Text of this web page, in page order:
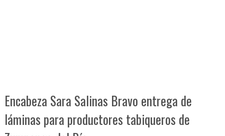
Encabeza Sara Salinas Bravo entrega de
láminas para productores tabiqueros de